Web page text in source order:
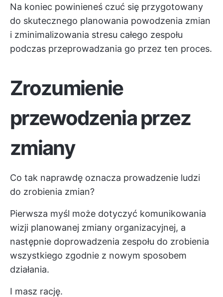
Na koniec powinieneś czuć się przygotowany
do skutecznego planowania powodzenia zmian
i zminimalizowania stresu całego zespołu
podczas przeprowadzania go przez ten proces.
Zrozumienie
przewodzenia przez
zmiany
Co tak naprawdę oznacza prowadzenie ludzi
do zrobienia zmian?
Pierwsza myśl może dotyczyć komunikowania
wizji planowanej zmiany organizacyjnej, a
następnie doprowadzenia zespołu do zrobienia
wszystkiego zgodnie z nowym sposobem
działania.
I masz rację.